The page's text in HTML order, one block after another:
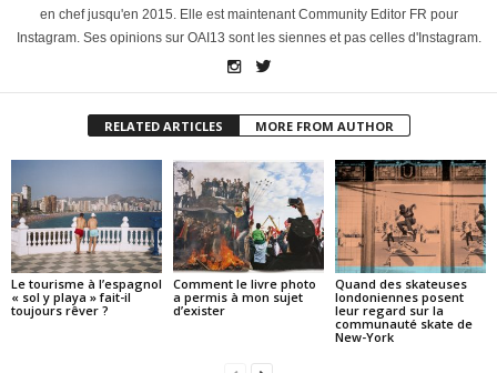
en chef jusqu'en 2015. Elle est maintenant Community Editor FR pour
Instagram. Ses opinions sur OAI13 sont les siennes et pas celles d'Instagram.
RELATED ARTICLES MORE FROM AUTHOR
Le tourisme à l’espagnol
« sol y playa » fait-il
toujours rêver ?
Comment le livre photo
a permis à mon sujet
d’exister
Quand des skateuses
londoniennes posent
leur regard sur la
communauté skate de
New-York